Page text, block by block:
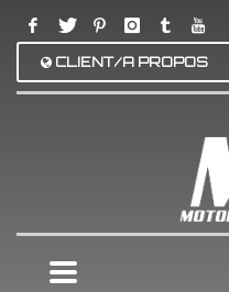
CLIENT/A PROPOS